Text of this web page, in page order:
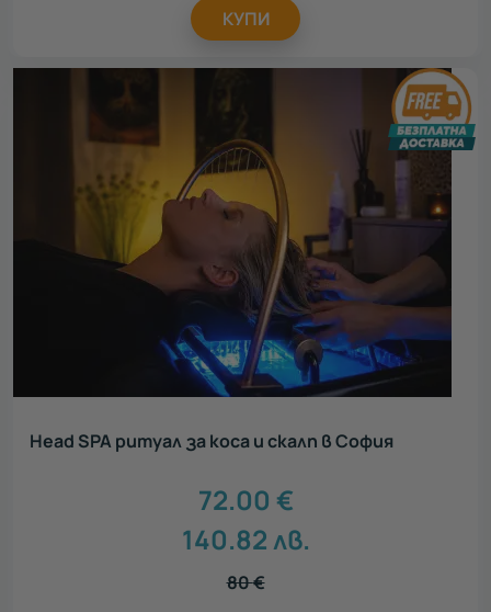
КУПИ
Head SPA ритуал за коса и скалп в София
72.00 €
140.82лв.
80€